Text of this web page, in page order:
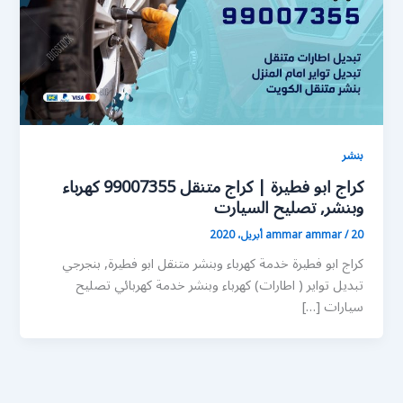
بنشر
كراج ابو فطيرة | كراج متنقل 99007355 كهرباء
وبنشر, تصليح السيارت
ammar ammar/20 أبريل، 2020
كراج ابو فطيرة خدمة كهرباء وبنشر متنقل ابو فطيرة, بنجرجي
تبديل تواير ( اطارات) كهرباء وبنشر خدمة كهربائي تصليح
سيارات […]